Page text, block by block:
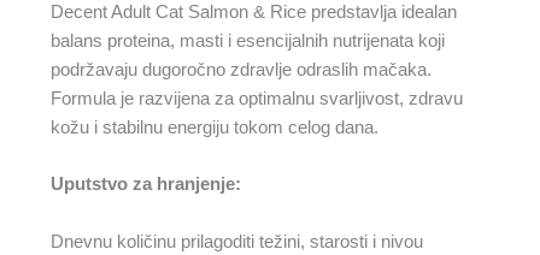
Decent Adult Cat Salmon & Rice predstavlja idealan
balans proteina, masti i esencijalnih nutrijenata koji
podržavaju dugoročno zdravlje odraslih mačaka.
Formula je razvijena za optimalnu svarljivost, zdravu
kožu i stabilnu energiju tokom celog dana.
Uputstvo za hranjenje:
Dnevnu količinu prilagoditi težini, starosti i nivou